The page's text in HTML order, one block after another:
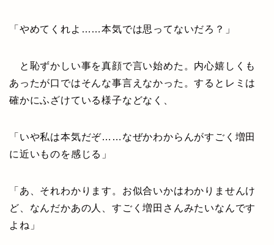
「やめてくれよ……本気では思ってないだろ？」
と恥ずかしい事を真顔で言い始めた。内心嬉しくも
あったが口ではそんな事言えなかった。するとレミは
確かにふざけている様子などなく、
「いや私は本気だぞ……なぜかわからんがすごく増田
に近いものを感じる」
「あ、それわかります。お似合いかはわかりませんけ
ど、なんだかあの人、すごく増田さんみたいなんです
よね」